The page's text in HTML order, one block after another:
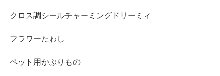
クロス調シールチャーミングドリーミィ
フラワーたわし
ペット用かぶりもの